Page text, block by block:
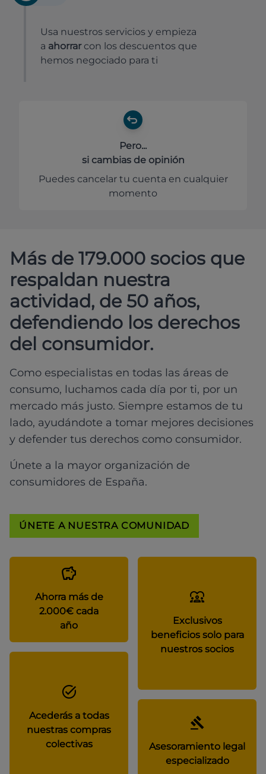
Usa nuestros servicios y empieza
a ahorrar con los descuentos que
hemos negociado para ti
Pero...
si cambias de opinión
Puedes cancelar tu cuenta en cualquier
momento
Más de 179.000 socios que
respaldan nuestra
actividad, de 50 años,
defendiendo los derechos
del consumidor.
Como especialistas en todas las áreas de
consumo, luchamos cada día por ti, por un
mercado más justo. Siempre estamos de tu
lado, ayudándote a tomar mejores decisiones
y defender tus derechos como consumidor.
Únete a la mayor organización de
consumidores de España.
ÚNETE A NUESTRA COMUNIDAD
Ahorra más de
2.000€ cada
año
Exclusivos
beneficios solo para
nuestros socios
Acederás a todas
nuestras compras
colectivas
Asesoramiento legal
especializado